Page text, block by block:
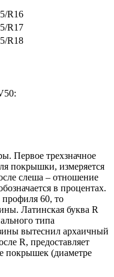
R16
R17
R18
Первое трехзначное
покрышки, измеряется
слеша – отношение
в процентах.
60, то
Латинская буква R
типа
вытеснил архаичный
R, предоставляет
покрышек (диаметре